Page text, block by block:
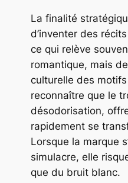
La finalité
d’inventer des
ce qui relève
romantique, mais
culturelle des
reconnaître que le
désodorisation,
rapidement se
Lorsque la marque
simulacre, elle
que du bruit blanc.